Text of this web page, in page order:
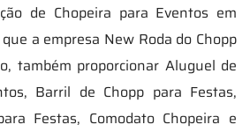
de Chopeira para Eventos em
a empresa New Roda do Chopp
também proporcionar Aluguel de
Barril de Chopp para Festas,
Festas, Comodato Chopeira e